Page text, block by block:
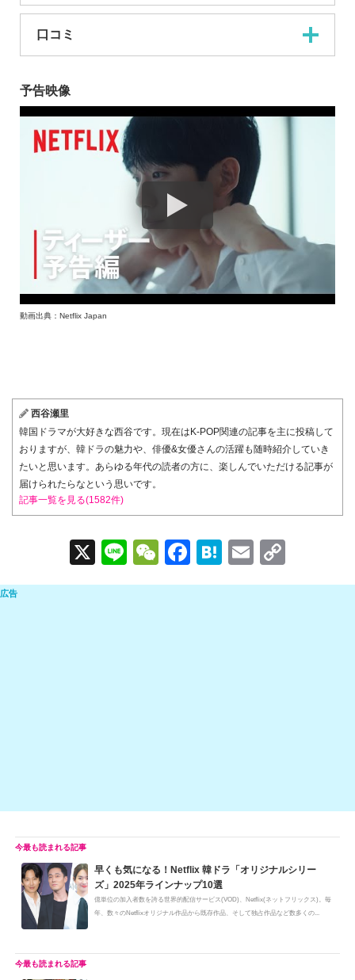
口コミ
予告映像
動画出典：Netflix Japan
西谷瀬里
韓国ドラマが大好きな西谷です。現在はK-POP関連の記事を主に投稿して
おりますが、韓ドラの魅力や、俳優&女優さんの活躍も随時紹介していき
たいと思います。あらゆる年代の読者の方に、楽しんでいただける記事が
届けられたらなという思いです。
記事一覧を見る(1582件)
X
Li
n
W
e
F
a
H
at
E
m o
早くも気になる！Netflix 韓ドラ「オリジナルシリー
ズ」2025年ラインナップ10選
億単位の加入者数を誇る世界的配信サービス(VOD)、Netflix(ネットフリックス)。毎
年、数々のNetflixオリジナル作品から既存作品、そして独占作品など数多くの...